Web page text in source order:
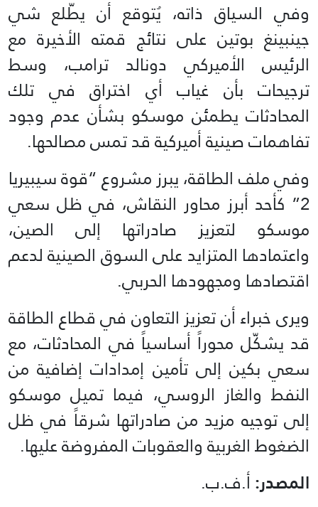
وفي السياق ذاته، يُتوقع أن يطّلع شي
جينبينغ بوتين على نتائج قمته الأخيرة مع
الرئيس الأميركي دونالد ترامب، وسط
ترجيحات بأن غياب أي اختراق في تلك
المحادثات يطمئن موسكو بشأن عدم وجود
تفاهمات صينية أميركية قد تمس مصالحها.
وفي ملف الطاقة، يبرز مشروع “قوة سيبيريا
2” كأحد أبرز محاور النقاش، في ظل سعي
موسكو لتعزيز صادراتها إلى الصين،
واعتمادها المتزايد على السوق الصينية لدعم
اقتصادها ومجهودها الحربي.
ويرى خبراء أن تعزيز التعاون في قطاع الطاقة
قد يشكّل محوراً أساسياً في المحادثات، مع
سعي بكين إلى تأمين إمدادات إضافية من
النفط والغاز الروسي، فيما تميل موسكو
إلى توجيه مزيد من صادراتها شرقاً في ظل
الضغوط الغربية والعقوبات المفروضة عليها.
المصدر:أ.ف.ب.